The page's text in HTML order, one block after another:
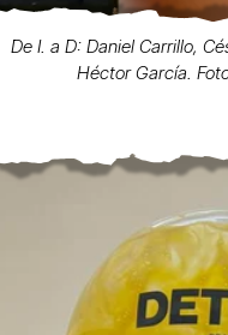
De I. a D: Daniel Carrillo,
Héctor García.